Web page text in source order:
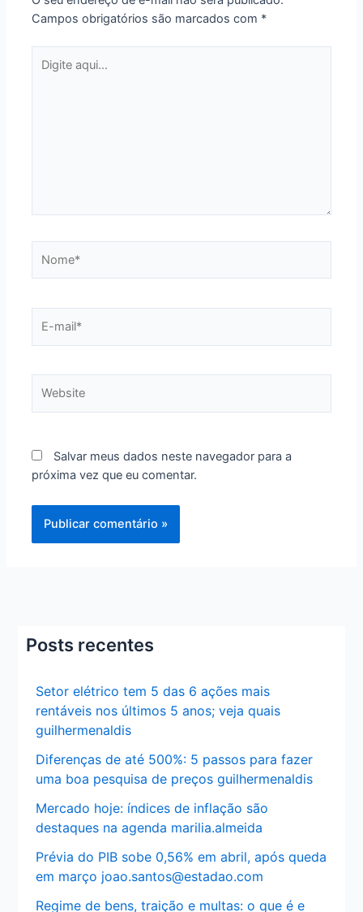
Campos obrigatórios são marcados com *
aqui...
mail*
Salvar meus dados neste navegador para a
próxima vez que eu comentar.
Posts recentes
Setor elétrico tem 5 das 6 ações mais
rentáveis nos últimos 5 anos; veja quais
guilhermenaldis
Diferenças de até 500%: 5 passos para fazer
uma boa pesquisa de preços guilhermenaldis
Mercado hoje: índices de inflação são
destaques na agenda marilia.almeida
Prévia do PIB sobe 0,56% em abril, após queda
em março joao.santos@estadao.com
Regime de bens, traição e multas: o que é e